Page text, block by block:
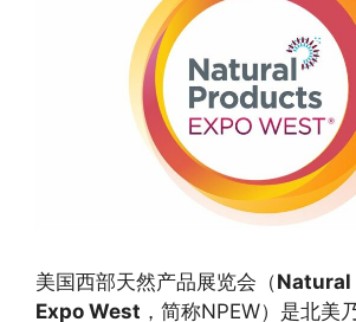
美国西部天然产品展览会（Natural
Expo West ，简称NPEW）是北美